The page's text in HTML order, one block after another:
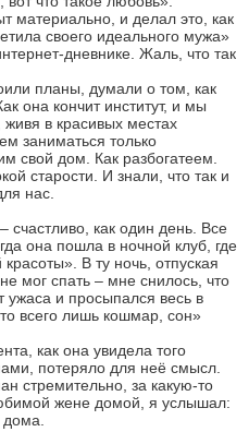
материально, и делал это, как
своего идеального мужа»
дневнике. Жаль, что так
планы, думали о том, как
она кончит институт, и мы
в красивых местах
заниматься только
свой дом. Как разбогатеем.
старости. И знали, что так и
нас.
как один день. Все
она пошла в ночной клуб, где
В ту ночь, отпуская
мог спать – мне снилось, что
ужаса и просыпался весь в
всего лишь кошмар, сон»
как она увидела того
потеряло для неё смысл.
стремительно, за какую-то
жене домой, я услышал: